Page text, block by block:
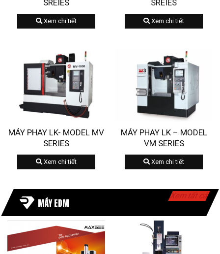
SREIES
Xem chi tiết
SREIES
Xem chi tiết
MÁY PHAY LK- MODEL MV
SERIES
Xem chi tiết
MÁY PHAY LK – MODEL
VM SERIES
Xem chi tiết
MÁY EDM
Xem tất cả